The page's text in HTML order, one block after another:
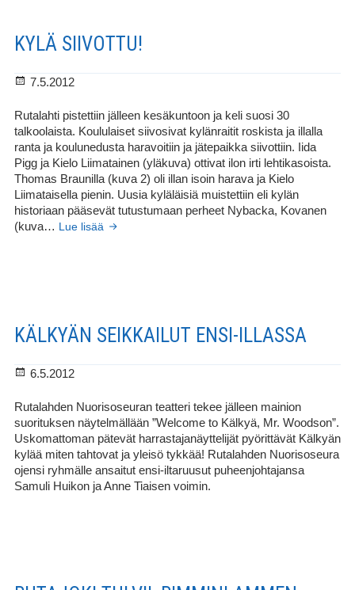
KYLÄ SIIVOTTU!
Julkaistu
7.5.2012
Rutalahti pistettiin jälleen kesäkuntoon ja keli suosi 30
talkoolaista. Koululaiset siivosivat kylänraitit roskista ja illalla
ranta ja koulunedusta haravoitiin ja jätepaikka siivottiin. Iida
Pigg ja Kielo Liimatainen (yläkuva) ottivat ilon irti lehtikasoista.
Thomas Braunilla (kuva 2) oli illan isoin harava ja Kielo
Liimataisella pienin. Uusia kyläläisiä muistettiin eli kylän
historiaan pääsevät tutustumaan perheet Nybacka, Kovanen
(kuva… Lue lisää Kylä
KÄLKYÄN SEIKKAILUT ENSI-ILLASSA
Julkaistu
6.5.2012
Rutalahden Nuorisoseuran teatteri tekee jälleen mainion
suorituksen näytelmällään ”Welcome to Kälkyä, Mr. Woodson”.
Uskomattoman pätevät harrastajanäyttelijät pyörittävät Kälkyän
kylää miten tahtovat ja yleisö tykkää! Rutalahden Nuorisoseura
ojensi ryhmälle ansaitut ensi-iltaruusut puheenjohtajansa
Samuli Huikon ja Anne Tiaisen voimin.